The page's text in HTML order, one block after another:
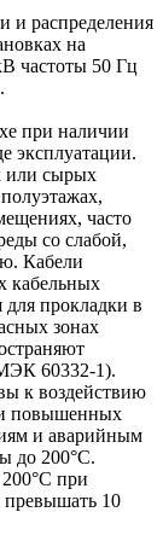
и распределения
на
частоты 50 Гц
при наличии
эксплуатации.
или сырых
часто
со слабой,
Кабели
кабельных
прокладки в
зонах
60332-1).
к воздействию
повышенных
и аварийным
до 200°С.
при
превышать 10